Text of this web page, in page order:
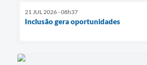
21 JUL 2026 - 08h37
Inclusão gera oportunidades